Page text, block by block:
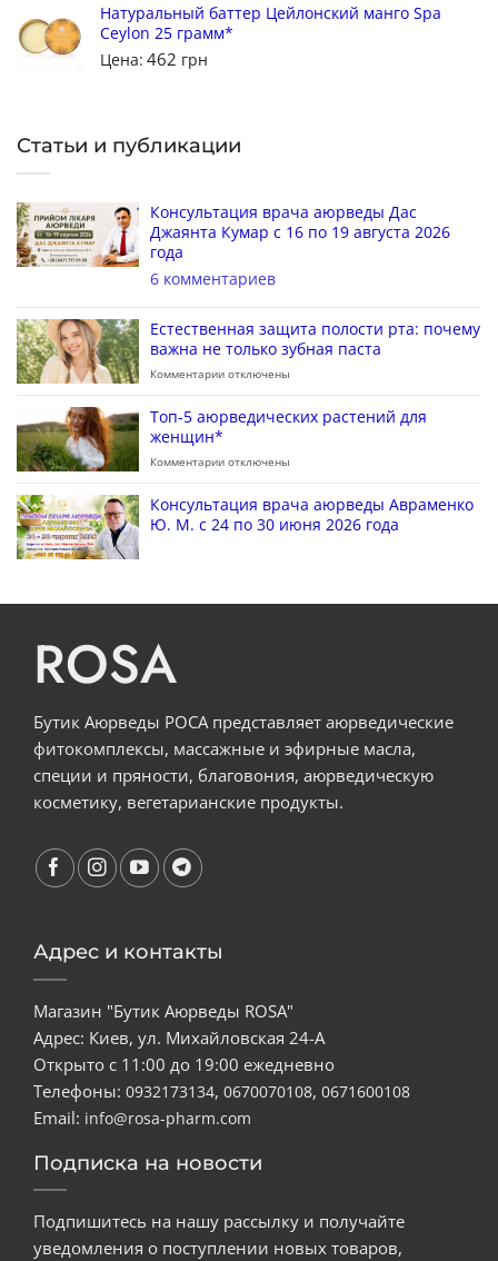
Натуральный баттер Цейлонский манго Spa
Ceylon 25 грамм*
Цена: 462 грн
Статьи и публикации
Консультация врача аюрведы Дас
Джаянта Кумар с 16 по 19 августа 2026
года
6 комментариев
Естественная защита полости рта: почему
важна не только зубная паста
Комментарии отключены
Топ-5 аюрведических растений для
женщин*
Комментарии отключены
Консультация врача аюрведы Авраменко
Ю. М. с 24 по 30 июня 2026 года
ROSA
Бутик Аюрведы РОСА представляет аюрведические
фитокомплексы, массажные и эфирные масла,
специи и пряности, благовония, аюрведическую
косметику, вегетарианские продукты.
Адрес и контакты
Магазин "Бутик Аюрведы ROSA"
Адрес: Киев, ул. Михайловская 24-А
Открыто с 11:00 до 19:00 ежедневно
Телефоны: 0932173134, 0670070108, 0671600108
Email: info@rosa-pharm.com
Подписка на новости
Подпишитесь на нашу рассылку и получайте
уведомления о поступлении новых товаров,